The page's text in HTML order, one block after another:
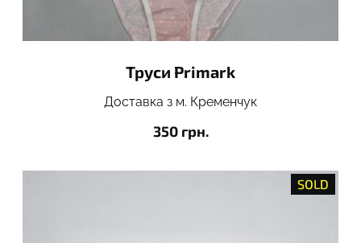
Труси Primark
Доставка з м. Кременчук
350 грн.
SOLD